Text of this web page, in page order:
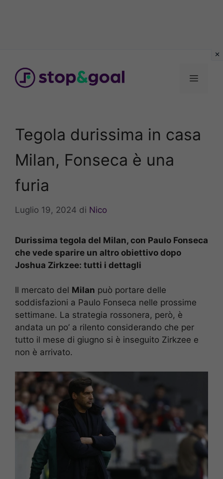
contenuto
Menu
Tegola durissima in casa
Milan, Fonseca è una
furia
Luglio 19, 2024 di Nico
Durissima tegola del Milan, con Paulo Fonseca
che vede sparire un altro obiettivo dopo
Joshua Zirkzee: tutti i dettagli
Il mercato del Milan può portare delle
soddisfazioni a Paulo Fonseca nelle prossime
settimane. La strategia rossonera, però, è
andata un po’ a rilento considerando che per
tutto il mese di giugno si è inseguito Zirkzee e
non è arrivato.